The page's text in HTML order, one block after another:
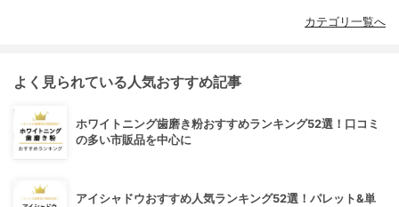
カテゴリ一覧へ
よく見られている人気おすすめ記事
ホワイトニング歯磨き粉おすすめランキング52選！口コミ
の多い市販品を中心に
アイシャドウおすすめ人気ランキング52選！パレット&単